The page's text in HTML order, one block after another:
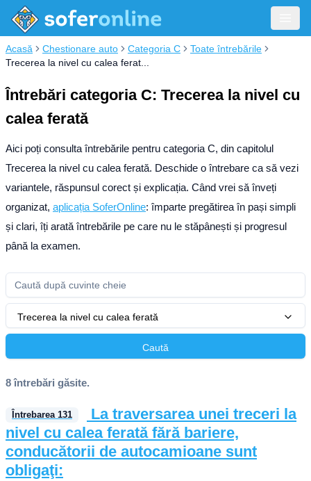
Acasă Chestionare auto Categoria C
Toate întrebările
Trecerea la nivel cu calea ferat...
Întrebări categoria C: Trecerea la nivel cu
calea ferată
Aici poți consulta întrebările pentru categoria C, din capitolul
Trecerea la nivel cu calea ferată. Deschide o întrebare ca să vezi
variantele, răspunsul corect și explicația. Când vrei să înveți
organizat, aplicația SoferOnline: împarte pregătirea în pași simpli
și clari, îți arată întrebările pe care nu le stăpânești și progresul
până la examen.
Trecerea la nivel cu calea ferată
Caută
8 întrebări găsite.
Întrebarea 131
La traversarea unei treceri la
nivel cu calea ferată fără bariere,
conducătorii de autocamioane sunt
obligaţi: